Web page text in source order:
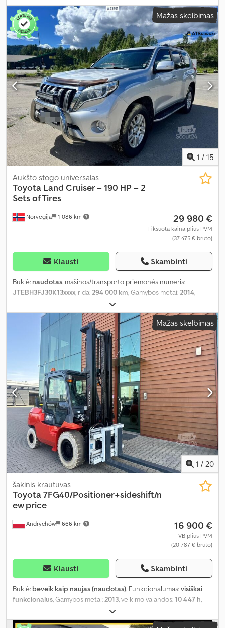
Mažas skelbimas
1 / 15
Norvegija 1 086 km
Aukšto stogo universalas
Toyota Land Cruiser – 190 HP – 2
Sets of Tires
29 980 €
Fiksuota kaina plius PVM
(37 475 € bruto)
Klausti Skambinti
Būklė: naudotas, mašinos/transporto priemonės numeris:
JTEBH3FJ30K13xxxx , rida: 294 000 km , Gamybos metai: 2014
Mažas skelbimas
1 / 20
Andrychów 666 km
šakinis krautuvas
Toyota7FG40/Positioner+sideshift/n
ew price
16 900 €
VB plius PVM
(20 787 € bruto)
Klausti Skambinti
Būklė: beveik kaip naujas (naudotas), Funkcionalumas:visiškai
funkcionalus, Gamybos metai:2013, veikimo valandos:10 447 h,
, kėlimo aukštis:
centras:600 mm, kuro tipas:dujos, stiebo tipas:dupleksas, variklių